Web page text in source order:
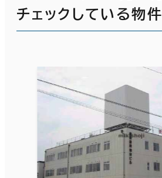
チェックしている物件